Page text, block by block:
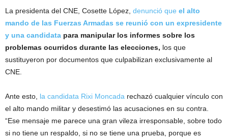
La presidenta del CNE, Cosette López, denunció que el alto
mando de las Fuerzas Armadas se reunió con un expresidente
y una candidata para manipular los informes sobre los
problemas ocurridos durante las elecciones, los que
sustituyeron por documentos que culpabilizan exclusivamente al
CNE.
Ante esto, la candidata Rixi Moncada rechazó cualquier vínculo con
el alto mando militar y desestimó las acusaciones en su contra.
“Ese mensaje me parece una gran vileza irresponsable, sobre todo
si no tiene un respaldo, si no se tiene una prueba, porque es